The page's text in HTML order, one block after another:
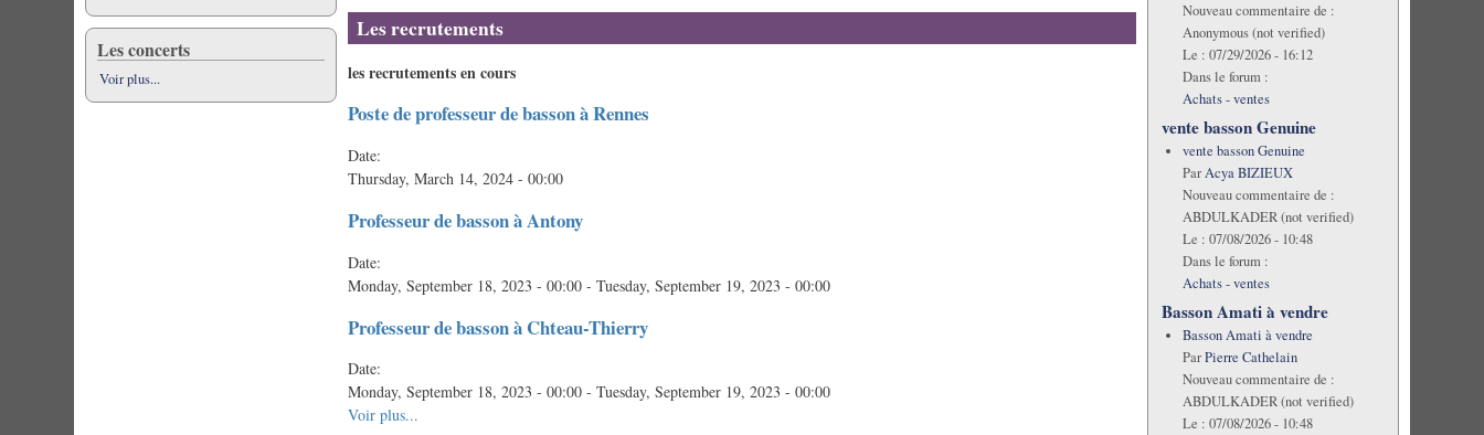
Les recrutements
les recrutements en cours
Poste de professeur de basson à Rennes
Date:
Thursday, March 14, 2024 - 00:00
Professeur de basson à Antony
Date:
Monday, September 18, 2023 - 00:00 -Tuesday, September 19, 2023 - 00:00
Professeur de basson à Chteau-Thierry
Date:
Monday, September 18, 2023 - 00:00 -Tuesday, September 19, 2023 - 00:00
Voir plus...
Les concerts
Voir plus...
Nouveau commentaire de :
Anonymous (not verified)
Le : 07/29/2026 - 16:12
Dans le forum :
Achats - ventes
vente basson Genuine
vente basson Genuine
ParAcya BIZIEUX
Nouveau commentaire de :
ABDULKADER (not verified)
Le : 07/08/2026 - 10:48
Dans le forum :
Achats - ventes
Basson Amati à vendre
Basson Amati à vendre
ParPierre Cathelain
Nouveau commentaire de :
ABDULKADER (not verified)
Le : 07/08/2026 - 10:48